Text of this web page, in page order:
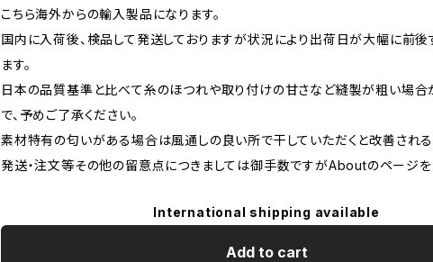
こちら海外からの輸入製品になります。
国内に入荷後、検品して発送しておりますが状況により出荷日が大幅に前
ます。
日本の品質基準と比べて糸のほつれや取り付けの甘さなど縫製が粗い場合
で、予めご了承ください。
素材特有の匂いがある場合は風通しの良い所で干していただくと改善される
発送・注文等その他の留意点につきましては御手数ですがAboutのページを
International shipping available
Add to cart